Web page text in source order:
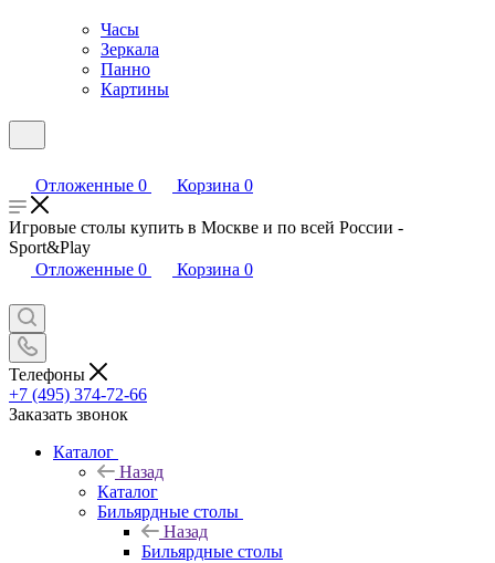
Часы
Зеркала
Панно
Картины
Отложенные 0 Корзина 0
Игровые столы купить в Москве и по всей России -
Sport&Play
Отложенные 0 Корзина 0
Телефоны
+7 (495) 374-72-66
Заказать звонок
Каталог
Назад
Каталог
Бильярдные столы
Назад
Бильярдные столы